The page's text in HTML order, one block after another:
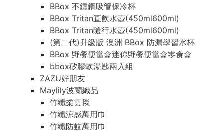
BBox 不鏽鋼吸管保冷杯
BBox Tritan直飲水壺(450ml600ml)
BBox Tritan隨行水壺(450ml600ml)
(第二代)升級版 澳洲 BBox 防漏學習水杯
BBox 野餐便當盒迷你野餐便當盒零食盒
bbox矽膠軟湯匙兩入組
ZAZU好朋友
Maylily波蘭織品
竹纖柔雲毯
竹纖涼感萬用巾
竹纖防蚊萬用巾